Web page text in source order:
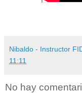
Nibaldo - Instructor
11:11
No hay